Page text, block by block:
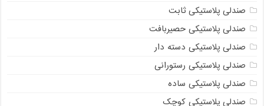
صندلی پلاستیکی ثابت
صندلی پلاستیکی حصیربافت
صندلی پلاستیکی دسته دار
صندلی پلاستیکی رستورانی
صندلی پلاستیکی ساده
صندلی پلاستیکی کوچک